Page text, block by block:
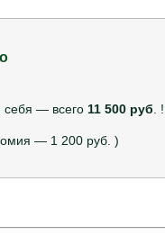
себя — всего 11 500 руб .
— 1 200 руб. )